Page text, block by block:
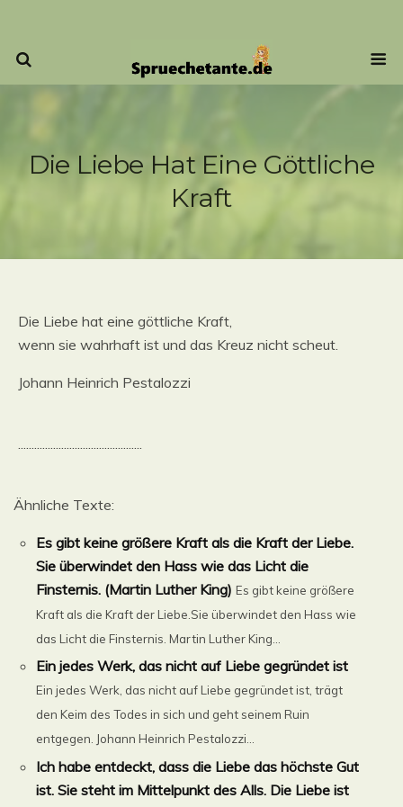
Die Liebe Hat Eine Göttliche
Kraft
Die Liebe hat eine göttliche Kraft,
wenn sie wahrhaft ist und das Kreuz nicht scheut.
Johann Heinrich Pestalozzi
..............................................
Ähnliche Texte:
Es gibt keine größere Kraft als die Kraft der Liebe.
Sie überwindet den Hass wie das Licht die
Finsternis. (Martin Luther King) Es gibt keine größere
Kraft als die Kraft der Liebe.Sie überwindet den Hass wie
das Licht die Finsternis. Martin Luther King...
Ein jedes Werk, das nicht auf Liebe gegründet ist
Ein jedes Werk, das nicht auf Liebe gegründet ist, trägt
den Keim des Todes in sich und geht seinem Ruin
entgegen. Johann Heinrich Pestalozzi...
Ich habe entdeckt, dass die Liebe das höchste Gut
ist. Sie steht im Mittelpunkt des Alls. Die Liebe ist